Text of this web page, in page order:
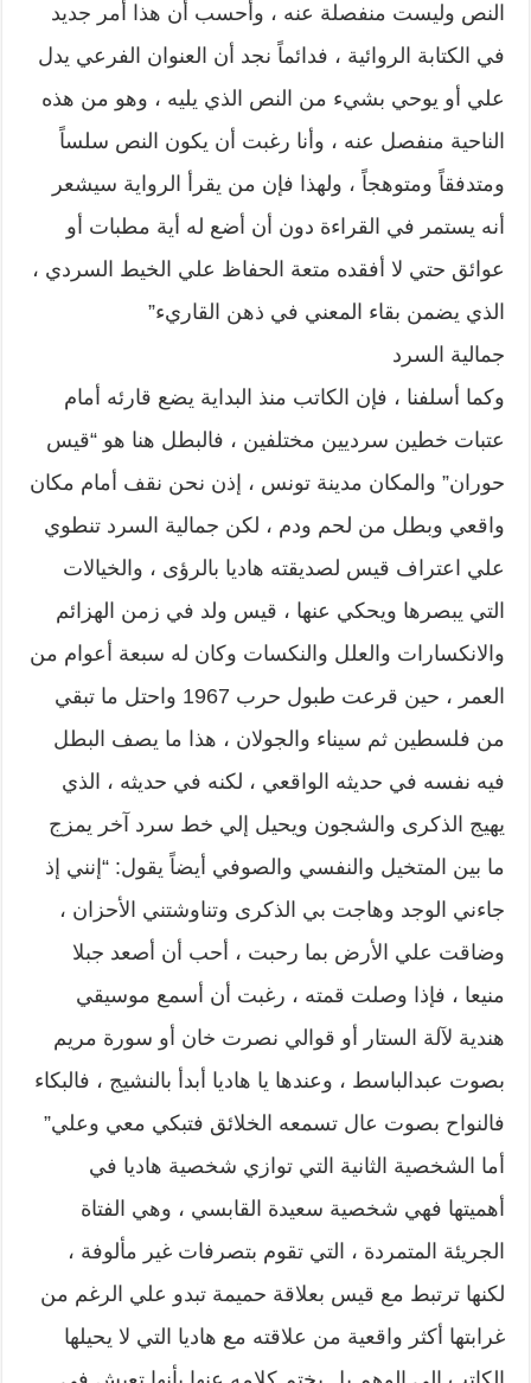
النص وليست منفصلة عنه ، وأحسب أن هذا أمر جديد
في الكتابة الروائية ، فدائماً نجد أن العنوان الفرعي يدل
علي أو يوحي بشيء من النص الذي يليه ، وهو من هذه
الناحية منفصل عنه ، وأنا رغبت أن يكون النص سلساً
ومتدفقاً ومتوهجاً ، ولهذا فإن من يقرأ الرواية سيشعر
أنه يستمر في القراءة دون أن أضع له أية مطبات أو
عوائق حتي لا أفقده متعة الحفاظ علي الخيط السردي ،
الذي يضمن بقاء المعني في ذهن القاريء”
جمالية السرد
وكما أسلفنا ، فإن الكاتب منذ البداية يضع قارئه أمام
عتبات خطين سرديين مختلفين ، فالبطل هنا هو “قيس
حوران” والمكان مدينة تونس ، إذن نحن نقف أمام مكان
واقعي وبطل من لحم ودم ، لكن جمالية السرد تنطوي
علي اعتراف قيس لصديقته هاديا بالرؤى ، والخيالات
التي يبصرها ويحكي عنها ، قيس ولد في زمن الهزائم
والانكسارات والعلل والنكسات وكان له سبعة أعوام من
العمر ، حين قرعت طبول حرب 1967 واحتل ما تبقي
من فلسطين ثم سيناء والجولان ، هذا ما يصف البطل
فيه نفسه في حديثه الواقعي ، لكنه في حديثه ، الذي
يهيج الذكرى والشجون ويحيل إلي خط سرد آخر يمزج
ما بين المتخيل والنفسي والصوفي أيضاً يقول: “إنني إذ
جاءني الوجد وهاجت بي الذكرى وتناوشتني الأحزان ،
وضاقت علي الأرض بما رحبت ، أحب أن أصعد جبلا
منيعا ، فإذا وصلت قمته ، رغبت أن أسمع موسيقي
هندية لآلة الستار أو قوالي نصرت خان أو سورة مريم
بصوت عبدالباسط ، وعندها يا هاديا أبدأ بالنشيج ، فالبكاء
فالنواح بصوت عال تسمعه الخلائق فتبكي معي وعلي”
أما الشخصية الثانية التي توازي شخصية هاديا في
أهميتها فهي شخصية سعيدة القابسي ، وهي الفتاة
الجريئة المتمردة ، التي تقوم بتصرفات غير مألوفة ،
لكنها ترتبط مع قيس بعلاقة حميمة تبدو علي الرغم من
غرابتها أكثر واقعية من علاقته مع هاديا التي لا يحيلها